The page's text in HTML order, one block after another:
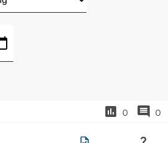
0 0